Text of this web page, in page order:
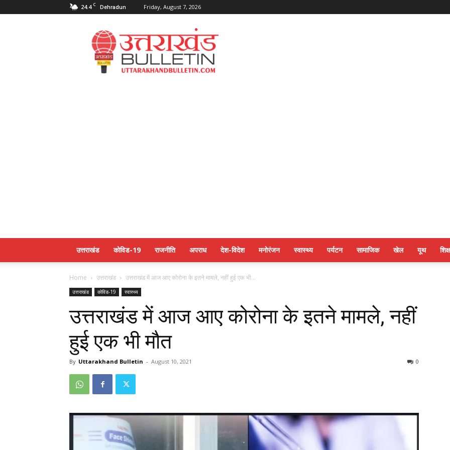
24.4 C Dehradun Friday, August 7, 2026
Uttarakahnd
Bulletin
उत्तराखंड कोविड-19 राजनीति अपराध देश-विदेश मनोरंजन स्वास्थ्य पर्यटन सामाजिक खेल यूथ
Home उत्तराखंड उत्तराखंड में आज आए कोरोना के इतने मामले, नहीं हुई एक भी...
उत्तराखंड कोविड-19 स्वास्थ्य
उत्तराखंड में आज आए कोरोना के इतने मामले, नहीं
हुई एक भी मौत
By Uttarakhand Bulletin - August 10, 2021 0